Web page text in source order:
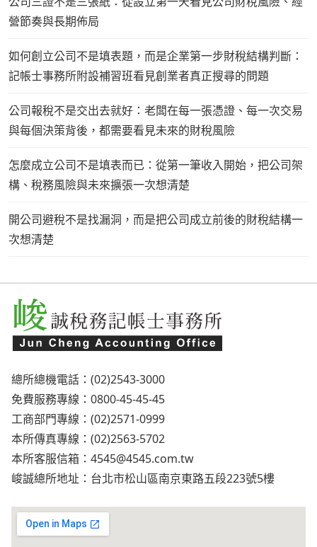
營節奏與長期佈局
如何創立公司不是填表題，而是企業第一步財稅結構判斷：
記帳士事務所附設補習班看見創業者真正搜尋的問題
公司報稅不是交出去就好：老闆在每一張憑證、每一次交易
與每個決策背後，都需要看見未來的財稅風險
怎麼成立公司不是填表而已：從第一筆收入開始，把公司架
構、稅務風險與未來擴張一次想清楚
開公司避稅不是找漏洞，而是把公司成立前後的財稅結構一
次想清楚
總所總機電話：(02)2543-3000
免費服務專線：0800-45-45-45
工商部門專線：(02)2571-0999
本所傳真專線：(02)2563-5702
本所客服信箱： 4545@4545.com.tw
峻誠總所地址：台北市松山區南京東路五段223號5樓